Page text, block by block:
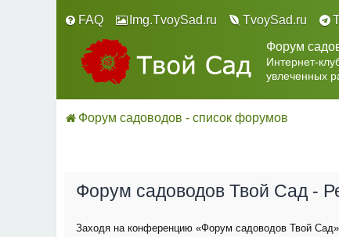
FAQ Img.TvoySad.ru TvoySad.ru
Форум
Интернет-
увлеченных
Форум садоводов - список форумов
Форум садоводов Твой Сад -
Заходя на конференцию «Форум садоводов Твой